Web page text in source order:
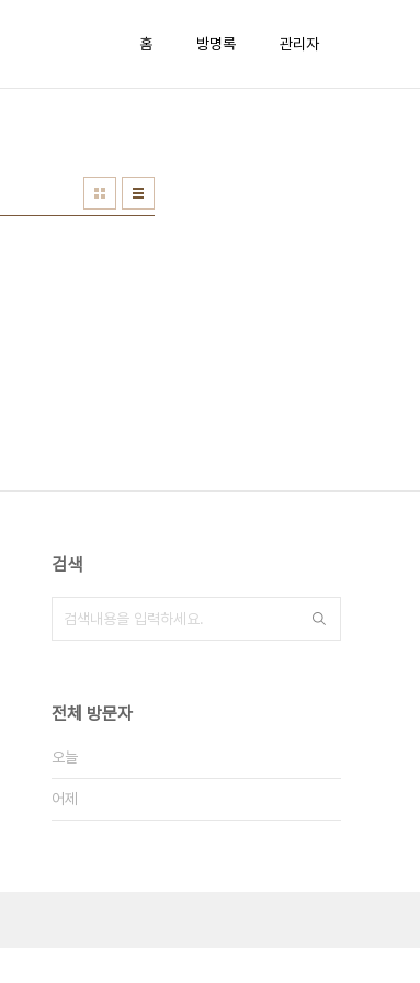
홈 방명록 관리자
검색
전체 방문자
오늘
어제